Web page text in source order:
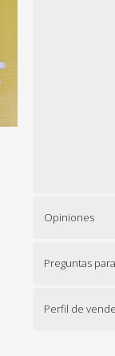
Opiniones
Preguntas
Perfil de